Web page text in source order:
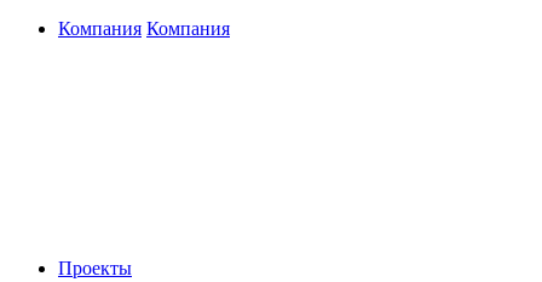
Компания Компания
Проекты